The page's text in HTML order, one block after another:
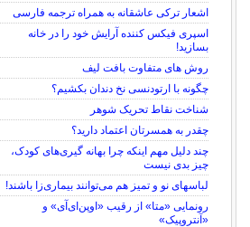
اشعار ترکی عاشقانه به همراه ترجمه فارسی
اسپری فیکس کننده آرایش خود را در خانه
بسازید!
روش های متفاوت بافت لیف
چگونه با ارتودنسی نخ دندان بکشیم؟
شناخت نقاط تحریک شوهر
چقدر به همسرتان اعتماد دارید؟
چند دلیل مهم اینکه چرا بهانه گیری‌های کودک،
چیز بدی نیست
لباس‎های نو و تمیز هم می‌توانند بیماری‌زا باشند!
رونمایی «متا» از رقیب «اوپن‌ای‌آی» و
«آنتروپیک»